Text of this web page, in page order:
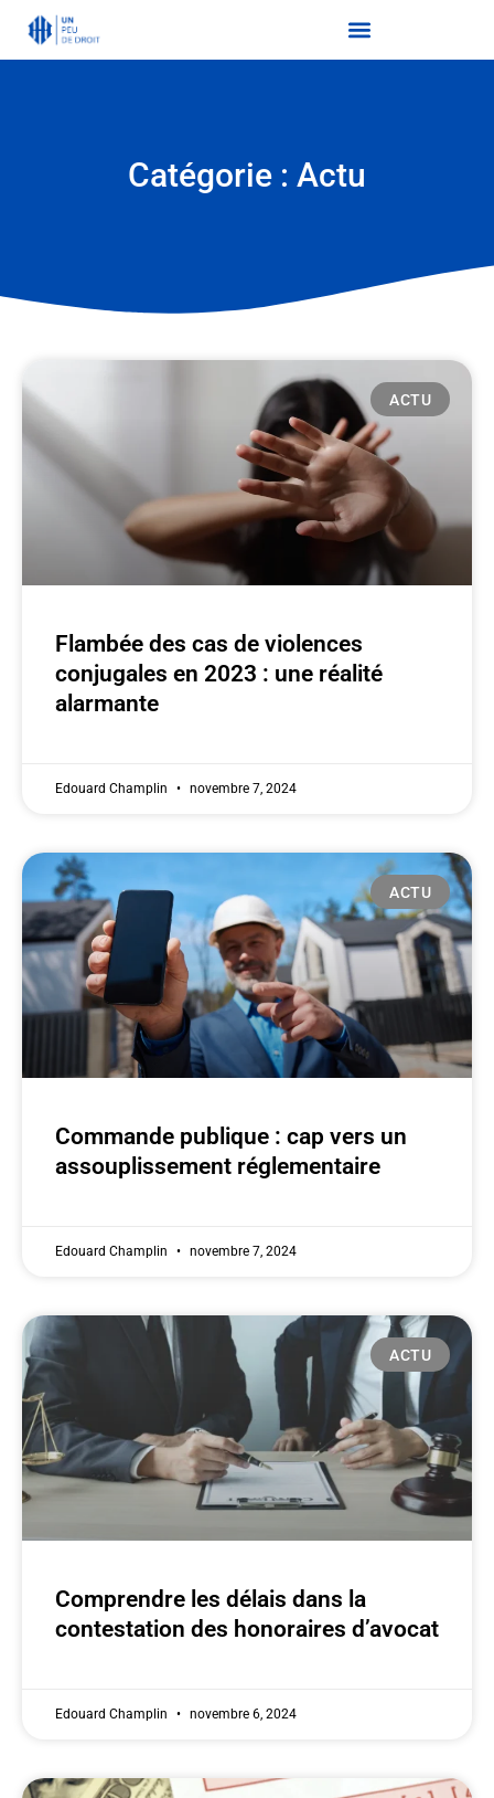
Catégorie : Actu
ACTU
Flambée des cas de violences
conjugales en 2023 : une réalité
alarmante
Edouard Champlin novembre 7, 2024
ACTU
Commande publique : cap vers un
assouplissement réglementaire
Edouard Champlin novembre 7, 2024
ACTU
Comprendre les délais dans la
contestation des honoraires d’avocat
Edouard Champlin novembre 6, 2024